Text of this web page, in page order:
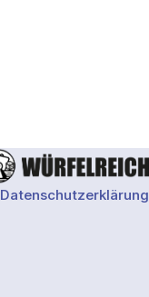
Datenschutzerklärung